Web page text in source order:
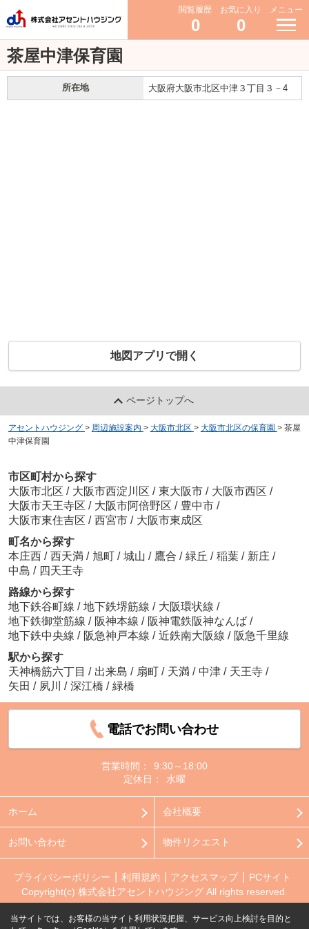
閲覧履歴
0
お気に入り
0
メニュー
茶屋中津保育園
所在地 大阪府大阪市北区中津３丁目３－4
地図アプリで開く
ページトップへ
アセントハウジング > 周辺施設案内 > 大阪市北区 > 大阪市北区の保育園 > 茶屋
中津保育園
市区町村から探す
大阪市北区 / 大阪市西淀川区 / 東大阪市 / 大阪市西区 /
大阪市天王寺区 / 大阪市阿倍野区 / 豊中市 /
大阪市東住吉区 / 西宮市 / 大阪市東成区
町名から探す
本庄西 / 西天満 / 旭町 / 城山 / 鷹合 / 緑丘 / 稲葉 / 新庄 /
中島 / 四天王寺
路線から探す
地下鉄谷町線 / 地下鉄堺筋線 / 大阪環状線 /
地下鉄御堂筋線 / 阪神本線 / 阪神電鉄阪神なんば /
地下鉄中央線 / 阪急神戸本線 / 近鉄南大阪線 / 阪急千里線
駅から探す
天神橋筋六丁目 / 出来島 / 扇町 / 天満 / 中津 / 天王寺 /
矢田 / 夙川 / 深江橋 / 緑橋
電話でお問い合わせ
営業時間：
9:30～18:00
定休日：
水曜
ホーム 会社概要
お問い合わせ 物件リクエスト
プライバシーポリシー 利用規約 アクセスマップ
PCサイト
Copyright(c) 株式会社アセントハウジング All rights reserved.
当サイトでは、お客様の当サイト利用状況把握、サービス向上検討を目的と